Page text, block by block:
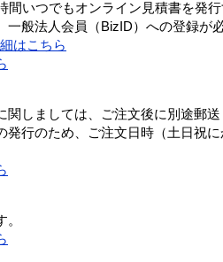
間いつでもオンライン見積書を発行
般法人会員（BizID）への登録が必
はこちら
しましては、ご注文後に別途郵送
発行のため、ご注文日時（土日祝